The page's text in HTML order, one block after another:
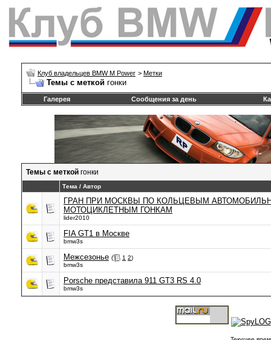
Клуб владельцев BMW M Power > Метки
Темы с меткой гонки
Галерея Сообщения за день
Темы с меткой гонки
Тема / Автор
ГРАН ПРИ МОСКВЫ ПО КОЛЬЦЕВЫМ
МОТОЦИКЛЕТНЫМ ГОНКАМ
lider2010
FIA GT1 в Москве
bmw3s
Межсезонье ( 1 2)
bmw3s
Porsche представила 911 GT3 RS 4.0
bmw3s